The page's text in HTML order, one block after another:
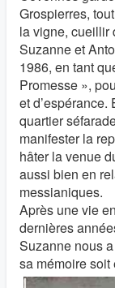
Grospierres,
la vigne, cueillir
Suzanne et
1986, en tant
Promesse »,
et
quartier
manifester la
hâter la venue
aussi bien en
messianiques.
Après une vie
dernières
Suzanne nous
sa mémoire